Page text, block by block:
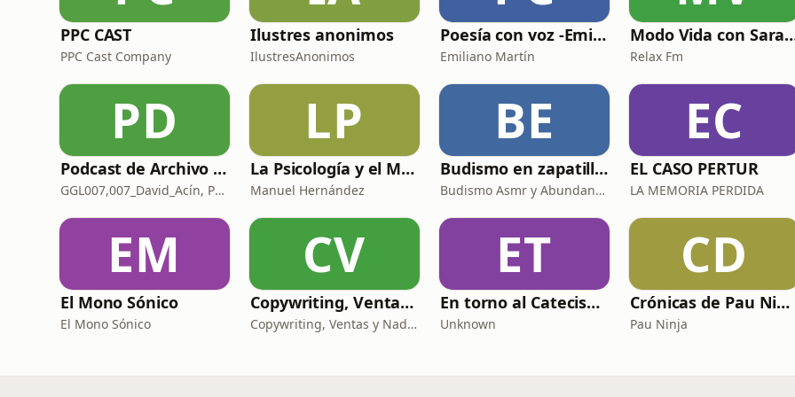
PPC CAST
PPC Cast Company
Ilustres anonimos
IlustresAnonimos
Poesía con voz -Emiliano Martín- Podcasts
Emiliano Martín
Modo Vida con
Relax Fm
PD
Podcast de Archivo 007
GGL007,007_David_Acín, Pablo_Ortega, 58, AlbertoBond y Claalc
LP
La Psicología y el Modelo Parcuve®
Manuel Hernández
BE
Budismo en zapatillas, El budismo sin sermones
Budismo Asmr y Abundancia
EC
EL CASO PERTUR
LA MEMORIA PERDIDA
EM
El Mono Sónico
El Mono Sónico
CV
Copywriting, Ventas y Nada que perder
Copywriting, Ventas y Nada que Perder
ET
En torno al Catecismo
Unknown
CD
Crónicas de Pau Ninja
Pau Ninja